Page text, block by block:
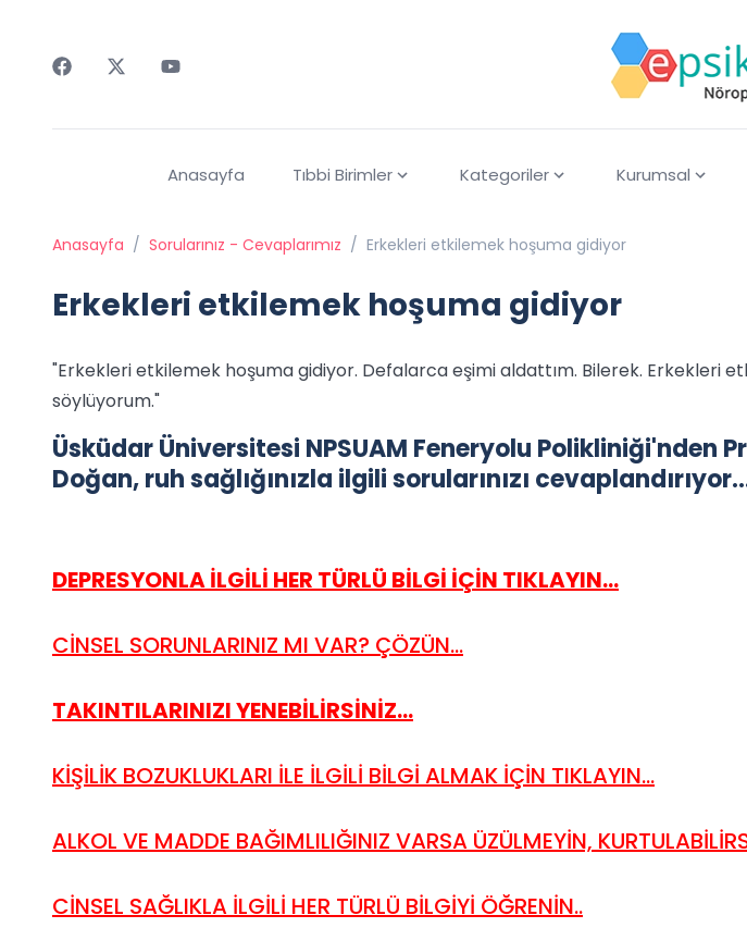
Anasayfa Tıbbi Birimler Kategoriler Kurumsal
Anasayfa / Sorularınız - Cevaplarımız / Erkekleri etkilemek hoşuma gidiyor
Erkekleri etkilemek hoşuma gidiyor
"Erkekleri etkilemek hoşuma gidiyor. Defalarca eşimi aldattım. Bilerek. Erkekleri
söylüyorum."
Üsküdar Üniversitesi NPSUAM Feneryolu Polikliniği'nden
Doğan, ruh sağlığınızla ilgili sorularınızı
DEPRESYONLA İLGİLİ HER TÜRLÜ BİLGİ İÇİN TIKLAYIN...
CİNSEL SORUNLARINIZ MI VAR? ÇÖZÜN...
TAKINTILARINIZI YENEBİLİRSİNİZ...
KİŞİLİK BOZUKLUKLARI İLE İLGİLİ BİLGİ ALMAK İÇİN TIKLAYIN...
ALKOL VE MADDE BAĞIMLILIĞINIZ VARSA ÜZÜLMEYİN,
CİNSEL SAĞLIKLA İLGİLİ HER TÜRLÜ BİLGİYİ ÖĞRENİN..